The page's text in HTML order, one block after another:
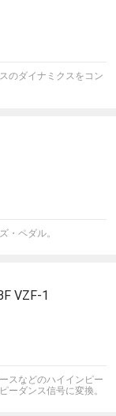
のダイナミクスをコン
・ペダル。
VZF-1
スなどのハイインピー
ーダンス信号に変換。